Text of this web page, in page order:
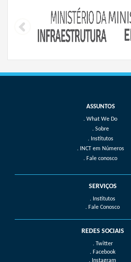
What We Do
Sobre
Institutos
INCT em Números
Fale conosco
SERVIÇOS
. Institutos
. Fale Conosco
REDES SOCIAIS
. Twitter
. Facebook
. Instagram